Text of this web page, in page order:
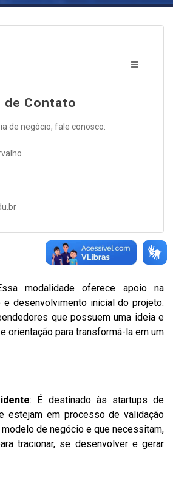
de Contato
de negócio, fale conosco:
modalidade oferece apoio na
e desenvolvimento inicial do projeto.
que possuem uma ideia e
orientação para transformá-la em um
: É destinado às startups de
estejam em processo de validação
de negócio e que necessitam,
tracionar, se desenvolver e gerar